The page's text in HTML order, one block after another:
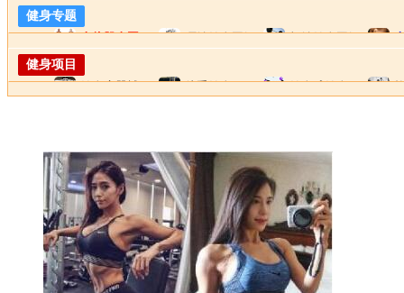
健身专题
人体肌肉图
哑铃健身图解 杠铃健身图解
健身项目
健身房器械
徒手健身 健身球健身